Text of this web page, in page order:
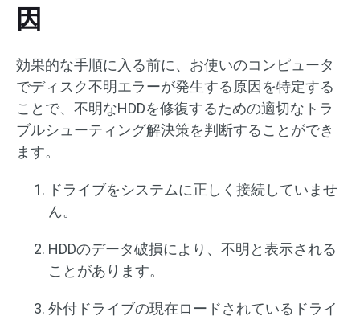
因
効果的な手順に入る前に、お使いのコンピュータ
でディスク不明エラーが発生する原因を特定する
ことで、不明なHDDを修復するための適切なトラ
ブルシューティング解決策を判断することができ
ます。
ドライブをシステムに正しく接続していませ
ん。
HDDのデータ破損により、不明と表示される
ことがあります。
外付ドライブの現在ロードされているドライ